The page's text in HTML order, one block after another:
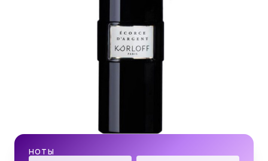
НОТЫ